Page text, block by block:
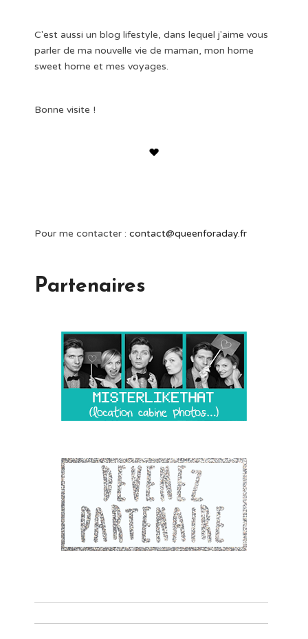
C'est aussi un blog lifestyle, dans lequel j'aime vous
parler de ma nouvelle vie de maman, mon home
sweet home et mes voyages.
Bonne visite !
Pour me contacter : contact@queenforaday.fr
Partenaires